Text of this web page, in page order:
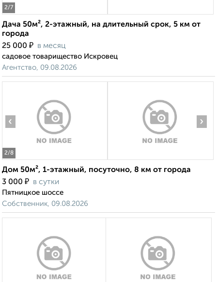
2/7
Дача 50м², 2-этажный, на длительный срок, 5 км от
города
25 000 ₽ в месяц
садовое товарищество Искровец
Агентство, 09.08.2026
2/8
‹ ›
Дом 50м², 1-этажный, посуточно, 8 км от города
3 000 ₽ в сутки
Пятницкое шоссе
Собственник, 09.08.2026